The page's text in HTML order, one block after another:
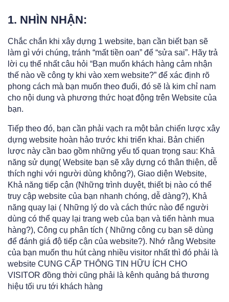
1. NHÌN NHẬN:
Chắc chắn khi xây dựng 1 website, bạn cần biết bạn sẽ
làm gì với chúng, tránh “mất tiền oan” để “sửa sai”. Hãy trả
lời cụ thể nhất câu hỏi “Bạn muốn khách hàng cảm nhận
thế nào về công ty khi vào xem website?” để xác định rõ
phong cách mà bạn muốn theo đuổi, đó sẽ là kim chỉ nam
cho nội dung và phương thức hoạt động trên Website của
bạn.
Tiếp theo đó, bạn cần phải vạch ra một bản chiến lược xây
dựng website hoàn hảo trước khi triển khai. Bản chiến
lược này cần bao gồm những yếu tố quan trọng sau: Khả
năng sử dụng( Website bạn sẽ xây dựng có thân thiện, dễ
thích nghi với người dùng không?), Giao diện Website,
Khả năng tiếp cận (Những trình duyệt, thiết bị nào có thể
truy cập website của bạn nhanh chóng, dễ dàng?), Khả
năng quay lại ( Những lý do và cách thức nào để người
dùng có thể quay lại trang web của bạn và tiến hành mua
hàng?), Công cụ phân tích ( Những công cụ bạn sẽ dùng
để đánh giá độ tiếp cận của website?). Nhớ rằng Website
của bạn muốn thu hút càng nhiều visitor nhất thì đó phải là
website CUNG CẤP THÔNG TIN HỮU ÍCH CHO
VISITOR đồng thời cũng phải là kênh quảng bá thương
hiệu tối ưu tới khách hàng